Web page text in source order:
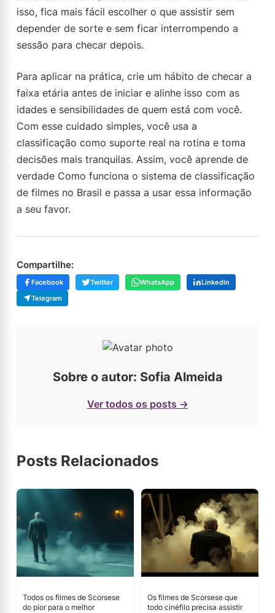
isso, fica mais fácil escolher o que assistir sem
depender de sorte e sem ficar interrompendo a
sessão para checar depois.
Para aplicar na prática, crie um hábito de checar a
faixa etária antes de iniciar e alinhe isso com as
idades e sensibilidades de quem está com você.
Com esse cuidado simples, você usa a
classificação como suporte real na rotina e toma
decisões mais tranquilas. Assim, você aprende de
verdade Como funciona o sistema de classificação
de filmes no Brasil e passa a usar essa informação
a seu favor.
Compartilhe:
Facebook Twitter WhatsApp
LinkedIn
Telegram
Sobre o autor: Sofia Almeida
Ver todos os posts →
Posts Relacionados
Todos os filmes de Scorsese
do pior para o melhor
Os filmes de Scorsese que
todo cinéfilo precisa assistir